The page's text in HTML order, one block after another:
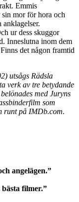
Emmis
sin mor för hora och
anklagelser.
ur dess skuggor
Inneslutna inom dem
det någon framtid
utsågs Rädsla
verk av tre betydande
med Juryns
som
runt på IMDb.com.
angelägen.”
filmer.”